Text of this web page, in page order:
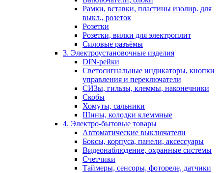
Рамки, вставки, пластины изолир. для
выкл., розеток
Розетки
Розетки, вилки для электроплит
Силовые разъёмы
3. Электроустановочные изделия
DIN-рейки
Светосигнальные индикаторы, кнопки
управления и переключатели
СИЗы, гильзы, клеммы, наконечники
Скобы
Хомуты, сальники
Шины, колодки клеммные
4. Электро-бытовые товары
Автоматические выключатели
Боксы, корпуса, панели, аксессуары
Видеонаблюдение, охранные системы
Счетчики
Таймеры, сенсоры, фотореле, датчики